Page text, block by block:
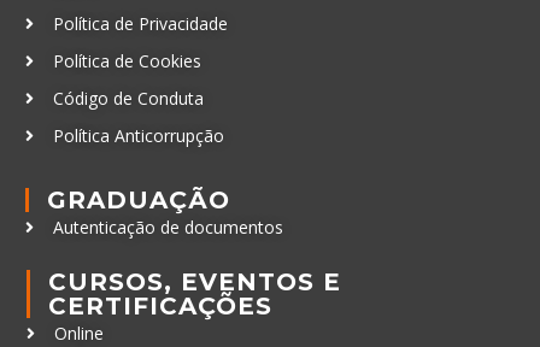
Política de Privacidade
Política de Cookies
Código de Conduta
Política Anticorrupção
GRADUAÇÃO
Autenticação de documentos
CURSOS, EVENTOS E
CERTIFICAÇÕES
Online